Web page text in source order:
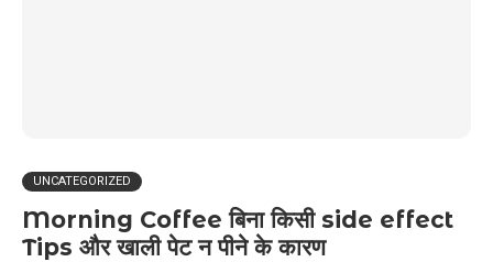
UNCATEGORIZED
Morning Coffee बिना किसी side effect
Tips और खाली पेट न पीने के कारण